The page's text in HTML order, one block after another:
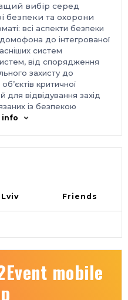
вибір серед
безпеки та охорони
всі аспекти безпеки
до інтегрованої
систем
від спорядження
захисту до
критичної
для відвідування захід
із безпекою
та режимних
показів та
увага
- у разі виникнення
монтажем,
найвищої та середньої
info
Friends
mobile